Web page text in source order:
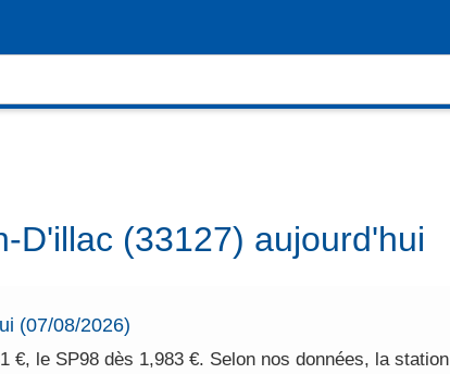
D'illac (33127) aujourd'hui
(07/08/2026)
€, le SP98 dès 1,983 €. Selon nos données, la station